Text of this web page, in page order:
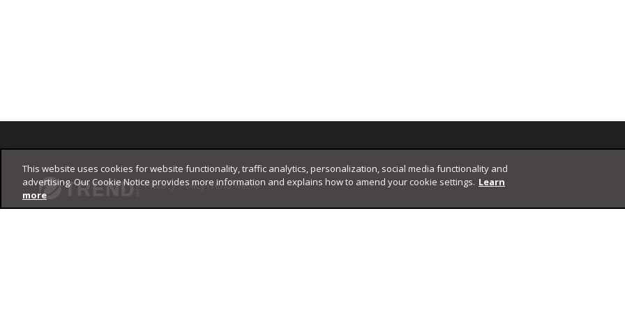
Privacy PolicyTrend Micro
This website uses cookies for website functionality, traffic analytics, personalization, social media functionality and
advertising. Our Cookie Notice provides more information and explains how to amend your cookie settings. Learn
more